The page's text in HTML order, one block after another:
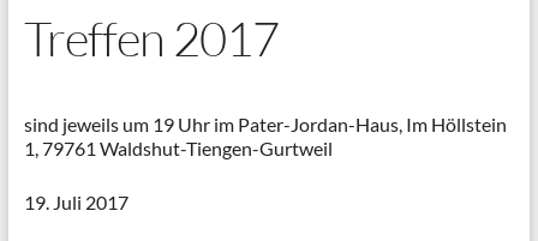
Treffen 2017
sind jeweils um 19 Uhr im Pater-Jordan-Haus, Im Höllstein
1, 79761 Waldshut-Tiengen-Gurtweil
19. Juli 2017